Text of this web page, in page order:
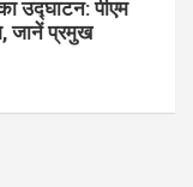
उद्घाटन: पीएम
जानें प्रमुख